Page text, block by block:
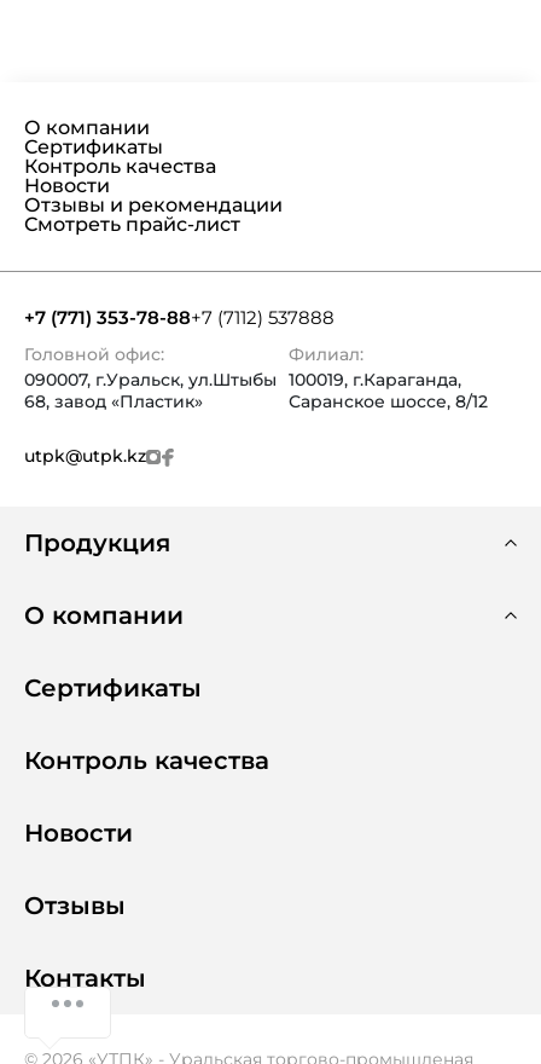
О компании
Сертификаты
Контроль качества
Новости
Отзывы и рекомендации
Смотреть прайс-лист
+7 (771) 353-78-88+7 (7112) 537888
Головной офис:
090007, г.Уральск, ул.Штыбы
68, завод «Пластик»
Филиал:
100019, г.Караганда,
Саранское шоссе, 8/12
utpk@utpk.kz
Продукция
О компании
Сертификаты
Контроль качества
Новости
Отзывы
Контакты
© 2026 «УТПК» - Уральская торгово-промышленая